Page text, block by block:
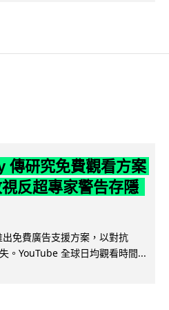
傳研究免費觀看方案
反超專家警告存隱
免費廣告支援方案，以對抗
。YouTube 全球日均觀看時間...